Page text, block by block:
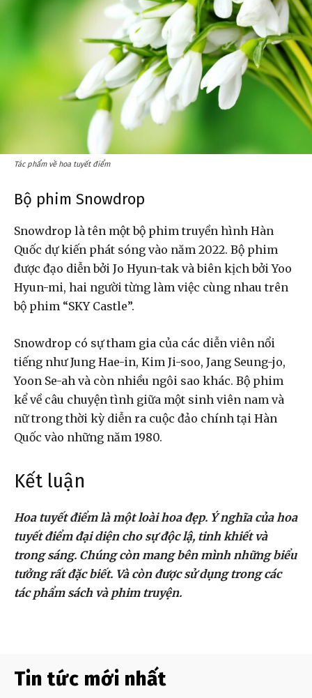
Tác phẩm về hoa tuyết điểm
Bộ phim Snowdrop
Snowdrop là tên một bộ phim truyền hình Hàn
Quốc dự kiến phát sóng vào năm 2022. Bộ phim
được đạo diễn bởi Jo Hyun-tak và biên kịch bởi Yoo
Hyun-mi, hai người từng làm việc cùng nhau trên
bộ phim “SKY Castle”.
Snowdrop có sự tham gia của các diễn viên nổi
tiếng như Jung Hae-in, Kim Ji-soo, Jang Seung-jo,
Yoon Se-ah và còn nhiều ngôi sao khác. Bộ phim
kể về câu chuyện tình giữa một sinh viên nam và
nữ trong thời kỳ diễn ra cuộc đảo chính tại Hàn
Quốc vào những năm 1980.
Kết luận
Hoa tuyết điểm là một loài hoa đẹp. Ý nghĩa của hoa
tuyết điểm đại diện cho sự độc lậ, tinh khiết và
trong sáng. Chúng còn mang bên mình những biểu
tưởng rất đặc biết. Và còn được sử dụng trong các
tác phẩm sách và phim truyện.
Tin tức mới nhất